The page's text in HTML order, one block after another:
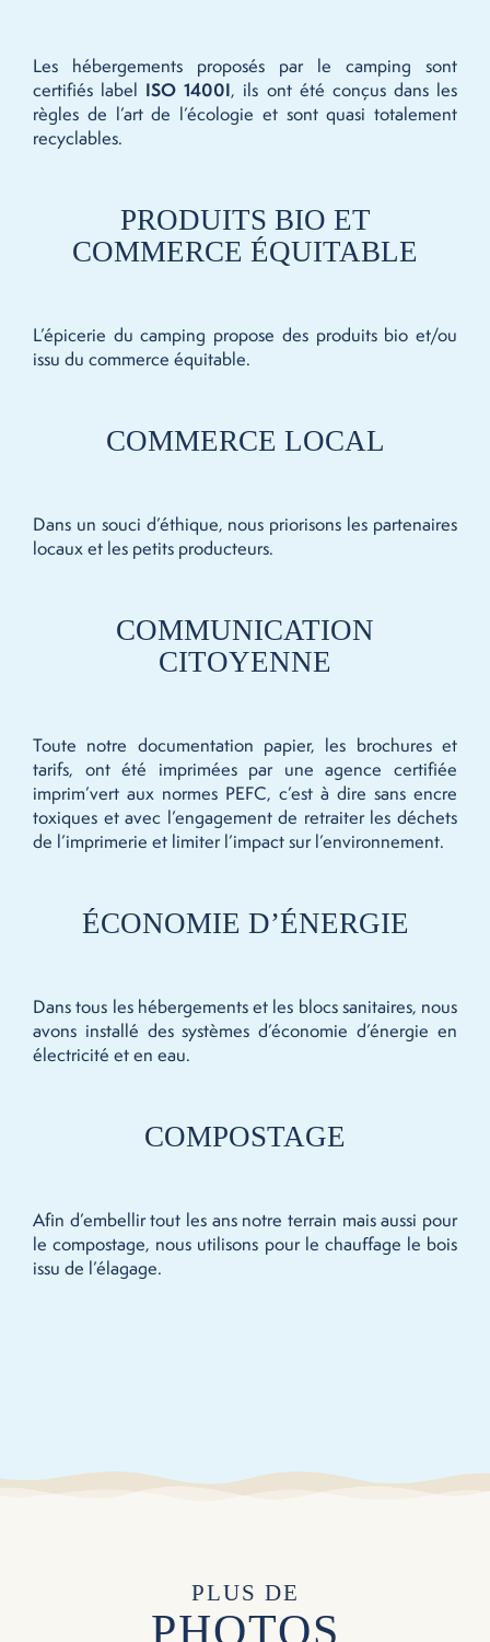
Les hébergements proposés par le camping sont
certifiés label ISO 1400I, ils ont été conçus dans les
règles de l’art de l’écologie et sont quasi totalement
recyclables.
PRODUITS BIO ET
COMMERCE ÉQUITABLE
L’épicerie du camping propose des produits bio et/ou
issu du commerce équitable.
COMMERCE LOCAL
Dans un souci d’éthique, nous priorisons les partenaires
locaux et les petits producteurs.
COMMUNICATION
CITOYENNE
Toute notre documentation papier, les brochures et
tarifs, ont été imprimées par une agence certifiée
imprim’vert aux normes PEFC, c’est à dire sans encre
toxiques et avec l’engagement de retraiter les déchets
de l’imprimerie et limiter l’impact sur l’environnement.
ÉCONOMIE D’ÉNERGIE
Dans tous les hébergements et les blocs sanitaires, nous
avons installé des systèmes d’économie d’énergie en
électricité et en eau.
COMPOSTAGE
Afin d’embellir tout les ans notre terrain mais aussi pour
le compostage, nous utilisons pour le chauffage le bois
issu de l’élagage.
PLUS DE
PHOTOS